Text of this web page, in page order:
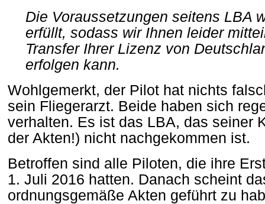
Die Voraussetzungen seitens LBA
erfüllt, sodass wir Ihnen leider
Transfer Ihrer Lizenz von
erfolgen kann.
Wohlgemerkt, der Pilot hat nichts
sein Fliegerarzt. Beide haben sich
verhalten. Es ist das LBA, das seiner
der Akten!) nicht nachgekommen ist.
Betroffen sind alle Piloten, die ihre
1. Juli 2016 hatten. Danach scheint
ordnungsgemäße Akten geführt zu